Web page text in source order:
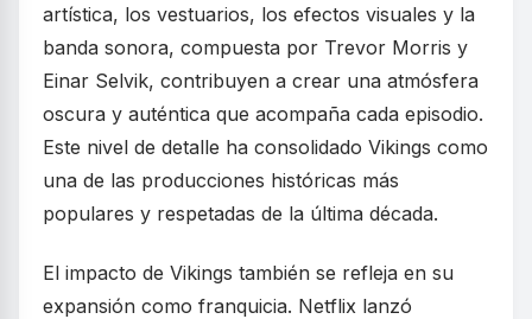
artística, los vestuarios, los efectos visuales y la
banda sonora, compuesta por Trevor Morris y
Einar Selvik, contribuyen a crear una atmósfera
oscura y auténtica que acompaña cada episodio.
Este nivel de detalle ha consolidado Vikings como
una de las producciones históricas más
populares y respetadas de la última década.
El impacto de Vikings también se refleja en su
expansión como franquicia. Netflix lanzó